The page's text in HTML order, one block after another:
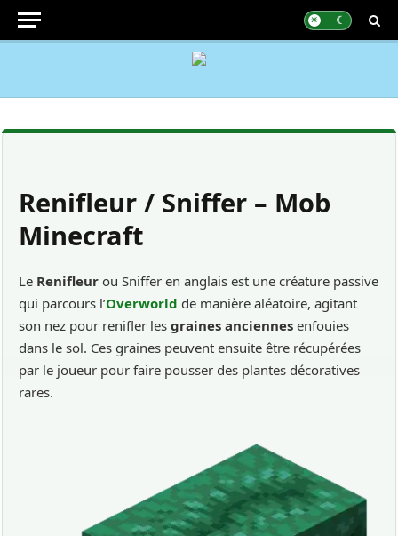
Renifleur / Sniffer – Mob
Minecraft
Le Renifleur ou Sniffer en anglais est une créature passive
qui parcours l’Overworld de manière aléatoire, agitant
son nez pour renifler les graines anciennes enfouies
dans le sol. Ces graines peuvent ensuite être récupérées
par le joueur pour faire pousser des plantes décoratives
rares.